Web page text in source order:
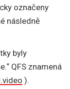
označeny
následně
byly
QFS znamená
).